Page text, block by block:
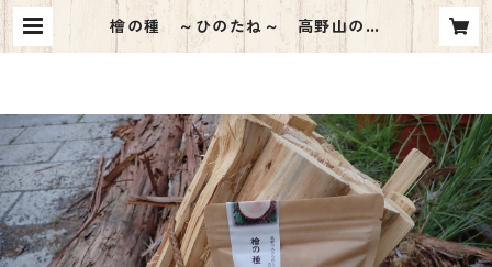
檜の種 ～ひのたね～ 高野山のヒ
ノキ 薪セット | forestkoya